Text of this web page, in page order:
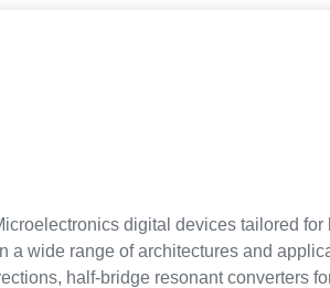
digital devices tailored
wide range of architectures and
half-bridge resonant converters